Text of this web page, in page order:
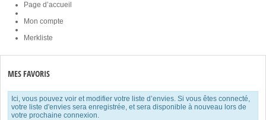
Page d’accueil
Mon compte
Merkliste
MES FAVORIS
Ici, vous pouvez voir et modifier votre liste d’envies. Si vous êtes connecté,
votre liste d'envies sera enregistrée, et sera disponible à nouveau lors de
votre prochaine connexion.